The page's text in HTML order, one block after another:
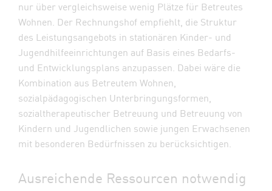
nur über vergleichsweise wenig Plätze für Betreutes
Wohnen. Der Rechnungshof empfiehlt, die Struktur
des Leistungsangebots in stationären Kinder- und
Jugendhilfeeinrichtungen auf Basis eines Bedarfs-
und Entwicklungsplans anzupassen. Dabei wäre die
Kombination aus Betreutem Wohnen,
sozialpädagogischen Unterbringungsformen,
sozialtherapeutischer Betreuung und Betreuung von
Kindern und Jugendlichen sowie jungen Erwachsenen
mit besonderen Bedürfnissen zu berücksichtigen.
Ausreichende Ressourcen notwendig